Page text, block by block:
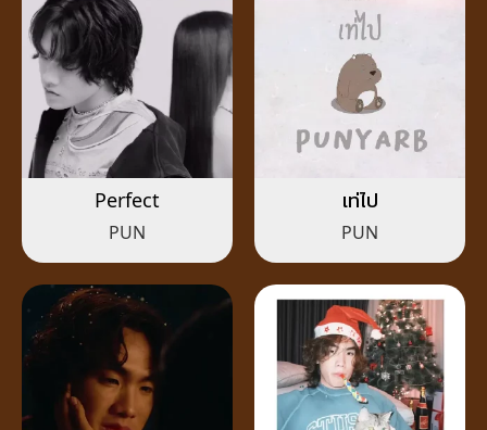
Perfect
PUN
เท่ไป
PUN